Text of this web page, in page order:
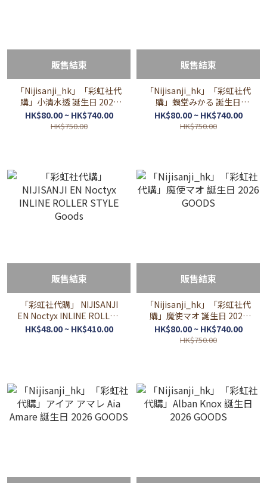
販售結束
「Nijisanji_hk」「彩虹社代
購」小清水透 誕生日 2026
GOODS
HK$80.00 ~ HK$740.00
HK$750.00
販售結束
「Nijisanji_hk」「彩虹社代
購」蝸堂みかる 誕生日
2026 GOODS
HK$80.00 ~ HK$740.00
HK$750.00
販售結束
「彩虹社代購」 NIJISANJI
EN Noctyx INLINE ROLLER
STYLE Goods
HK$48.00 ~ HK$410.00
販售結束
「Nijisanji_hk」「彩虹社代
購」魔使マオ 誕生日 2026
GOODS
HK$80.00 ~ HK$740.00
HK$750.00